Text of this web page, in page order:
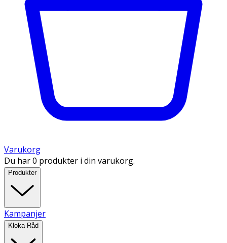
Varukorg
Du har 0 produkter i din varukorg.
Produkter
Kampanjer
Kloka Råd